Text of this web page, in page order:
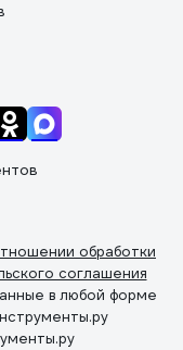
обработки
соглашения
в любой форме